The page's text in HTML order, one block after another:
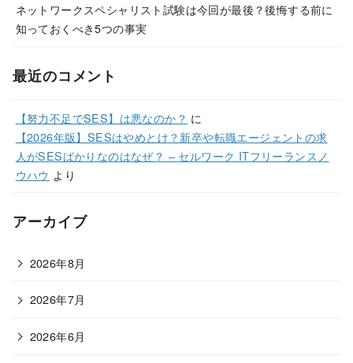
ネットワークスペシャリスト試験は今回が最後？後悔する前に
知っておくべき5つの事実
最近のコメント
【努力不足でSES】は悪なのか？ に
【2026年版】SESはやめとけ？新卒や転職エージェントの求
人がSESばかりなのはなぜ？ – セルワーク ITフリーランスノ
ウハウ より
アーカイブ
2026年8月
2026年7月
2026年6月